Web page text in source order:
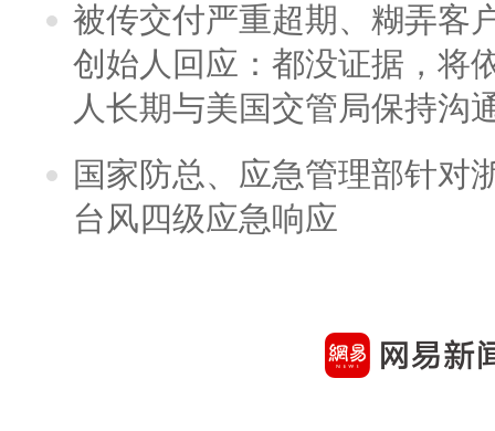
被传交付严重超期、糊弄客
创始人回应：都没证据，将
人长期与美国交管局保持沟
国家防总、应急管理部针对
台风四级应急响应